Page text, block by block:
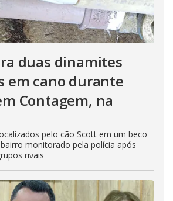
duas dinamites
em cano durante
Contagem, na
pelo cão Scott em um beco
monitorado pela polícia após
rivais